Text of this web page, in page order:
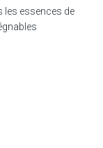
les essences de